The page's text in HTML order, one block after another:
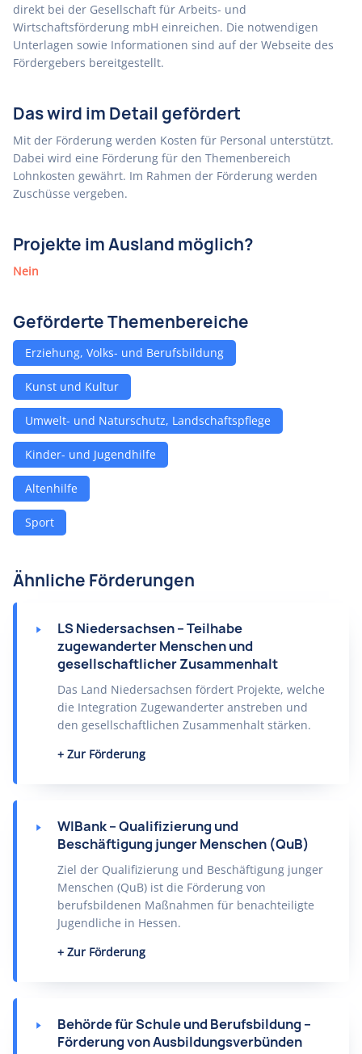
direkt bei der Gesellschaft für Arbeits- und
Wirtschaftsförderung mbH einreichen. Die notwendigen
Unterlagen sowie Informationen sind auf der Webseite des
Fördergebers bereitgestellt.
Das wird im Detail gefördert
Mit der Förderung werden Kosten für Personal unterstützt.
Dabei wird eine Förderung für den Themenbereich
Lohnkosten gewährt. Im Rahmen der Förderung werden
Zuschüsse vergeben.
Projekte im Ausland möglich?
Nein
Geförderte Themenbereiche
Erziehung, Volks- und Berufsbildung
Kunst und Kultur
Umwelt- und Naturschutz, Landschaftspflege
Kinder- und Jugendhilfe
Altenhilfe
Sport
Ähnliche Förderungen
LS Niedersachsen – Teilhabe
zugewanderter Menschen und
gesellschaftlicher Zusammenhalt
Das Land Niedersachsen fördert Projekte, welche
die Integration Zugewanderter anstreben und
den gesellschaftlichen Zusammenhalt stärken.
Zur Förderung
WIBank – Qualifizierung und
Beschäftigung junger Menschen (QuB)
Ziel der Qualifizierung und Beschäftigung junger
Menschen (QuB) ist die Förderung von
berufsbildenen Maßnahmen für benachteiligte
Jugendliche in Hessen.
Zur Förderung
Behörde für Schule und Berufsbildung –
Förderung von Ausbildungsverbünden